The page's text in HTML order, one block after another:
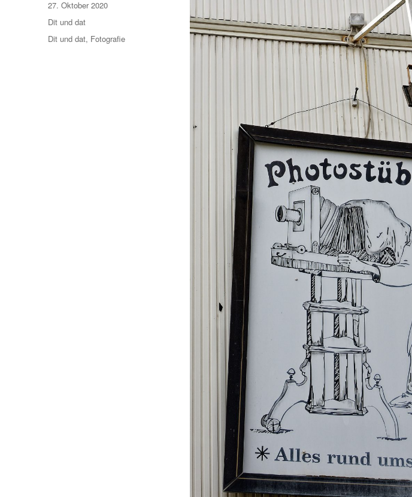
Veröffentlicht
am
27. Oktober 2020
Kategorien
Dit und dat
Schlagwörter
Dit und dat, Fotografie